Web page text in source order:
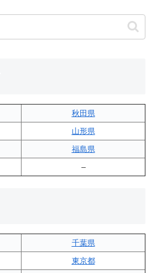
秋田県
山形県
福島県
–
千葉県
東京都